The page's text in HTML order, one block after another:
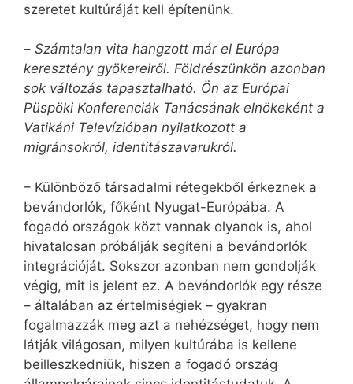
szeretet kultúráját kell építenünk.
– Számtalan vita hangzott már el Európa
keresztény gyökereiről. Földrészünkön azonban
sok változás tapasztalható. Ön az Európai
Püspöki Konferenciák Tanácsának elnökeként a
Vatikáni Televízióban nyilatkozott a
migránsokról, identitászavarukról.
– Különböző társadalmi rétegekből érkeznek a
bevándorlók, főként Nyugat-Európába. A
fogadó országok közt vannak olyanok is, ahol
hivatalosan próbálják segíteni a bevándorlók
integrációját. Sokszor azonban nem gondolják
végig, mit is jelent ez. A bevándorlók egy része
– általában az értelmiségiek – gyakran
fogalmazzák meg azt a nehézséget, hogy nem
látják világosan, milyen kultúrába is kellene
beilleszkedniük, hiszen a fogadó ország